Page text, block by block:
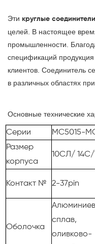
Эти круглые соединители
целей. В настоящее
промышленности.
спецификаций
клиентов. Соединитель
в различных областях
Основные технические
Серии
МС5015-
Размер
корпуса
10СЛ/ 14С/
Контакт № 2-37pin
Оболочка
сплав,
оливково-